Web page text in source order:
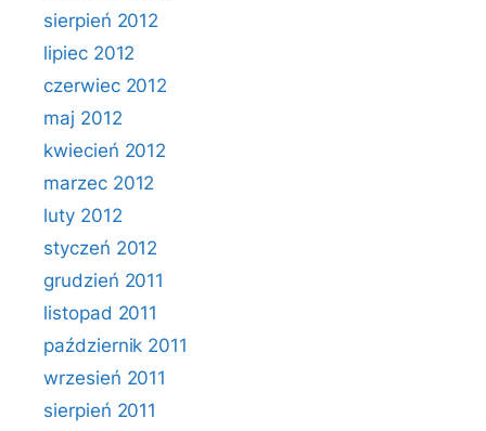
sierpień 2012
lipiec 2012
czerwiec 2012
maj 2012
kwiecień 2012
marzec 2012
luty 2012
styczeń 2012
grudzień 2011
listopad 2011
październik 2011
wrzesień 2011
sierpień 2011